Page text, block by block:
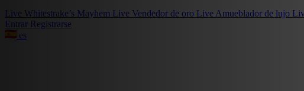
Live Whitestrake’s Mayhem Live Vendedor de oro Live Amueblador de lujo
Entrar Registrarse
es